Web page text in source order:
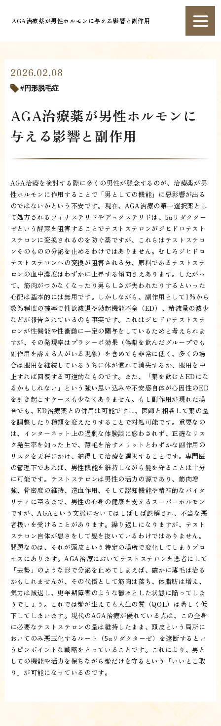
AGA治療薬が男性ホルモンに与える影響と副作用
2026.02.08
円形脱毛症
AGA治療薬が男性ホルモンに
与える影響と副作用
AGA治療を検討する際に多くの男性が懸念するのが、治療薬が男
性ホルモンに作用することで「男としての機能」に悪影響が出る
のではないかという不安です。現在、AGA治療の第一選択薬とし
て処方されるフィナステリドやデュタステリドは、5αリダクター
ゼという酵素を阻害することでテストステロンがジヒドロテスト
ステロンに変換されるのを防ぐ薬ですが、これらはテストステロ
ンそのものの分泌を止めるわけではありません。むしろジヒドロ
テストステロンへの変換が阻害される分、原料であるテストステ
ロンの血中濃度はわずかに上昇する傾向さえあります。したがっ
て、筋肉がつかなくなったり男らしさが失われたりするといった
心配は基本的には無用です。しかしながら、副作用として1%から
数%程度の確率で性欲減退や勃起機能不全（ED）、精液量の減少
などが報告されているのも事実です。これはジヒドロテストステ
ロンが性機能や性衝動に一定の関与をしているためと考えられま
すが、その発現率はプラシーボ効果（偽薬を飲んだグループでも
副作用を訴える人がいる現象）を含めても非常に低く、多くの場
合は服用を継続しているうちに体が慣れて消失するか、服用を中
止すれば回復する可逆的なものです。また、「薬を飲むとEDにな
るかもしれない」という強い思い込みや不安感自体が心因性のED
を引き起こすケースも少なくありません。もし副作用が現れた場
合でも、ED治療薬との併用は可能ですし、医師と相談して薬の量
を調整したり種類を変えたりすることで対処可能です。重要なの
は、インターネット上の過剰な体験談に惑わされず、正確なリス
ク発生率を知った上で、薄毛を治すメリットとわずかな副作用の
リスクを天秤にかけ、納得して治療を選択することです。専門医
の管理下であれば、男性機能を維持しながら髪を守ることは十分
に可能です。テストステロンは男性の活力の源であり、筋肉増
強、骨密度の維持、造血作用、そして認知機能や精神的なバイタ
リティに至るまで、男性の心身の健康を支えるスーパーホルモン
ですが、AGAという文脈においてはしばしば誤解され、不当な悪
者扱いを受けることがあります。繰り返しになりますが、テスト
ステロン自体が悪さをして髪を抜いているわけではありません。
問題なのは、それが頭皮という特定の場所で変化してしまうプロ
セスにあります。AGA治療においてテストステロンを悪者にして
「去勢」のような形で分泌を止めてしまえば、確かに薄毛は治る
かもしれませんが、その代償として筋肉は落ち、体脂肪は増え、
気力は減退し、更年期障害のような鬱々とした状態に陥ってしま
うでしょう。これでは髪が生えても人生の質（QOL）は著しく低
下してしまいます。現代のAGA治療が優れている点は、この全身
に必要なテストステロンの量は維持したまま、頭皮という局所に
おいてのみ悪玉化するルート（5αリダクターゼ）を遮断するとい
うピンポイントな戦略をとっていることです。これにより、男と
しての機能や活力を保ちながら髪だけを守るという「いいとこ取
り」が可能になっているのです。